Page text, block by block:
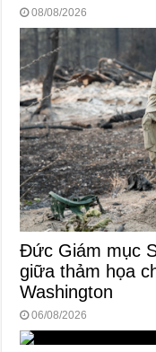
08/08/2026
Đức Giám mục
giữa thảm họa
Washington
06/08/2026